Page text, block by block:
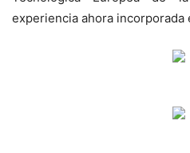
experiencia ahora incorporada